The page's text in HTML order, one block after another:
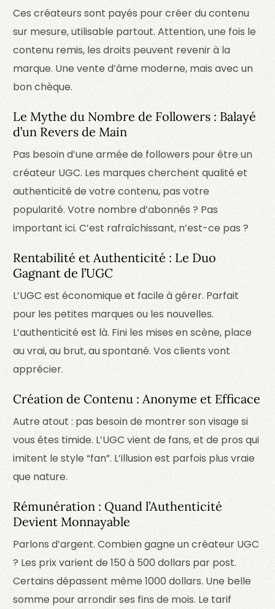
Ces créateurs sont payés pour créer du contenu
sur mesure, utilisable partout. Attention, une fois le
contenu remis, les droits peuvent revenir à la
marque. Une vente d’âme moderne, mais avec un
bon chèque.
Le Mythe du Nombre de Followers : Balayé
d’un Revers de Main
Pas besoin d’une armée de followers pour être un
créateur UGC. Les marques cherchent qualité et
authenticité de votre contenu, pas votre
popularité. Votre nombre d’abonnés ? Pas
important ici. C’est rafraîchissant, n’est-ce pas ?
Rentabilité et Authenticité : Le Duo
Gagnant de l’UGC
L’UGC est économique et facile à gérer. Parfait
pour les petites marques ou les nouvelles.
L’authenticité est là. Fini les mises en scène, place
au vrai, au brut, au spontané. Vos clients vont
apprécier.
Création de Contenu : Anonyme et Efficace
Autre atout : pas besoin de montrer son visage si
vous êtes timide. L’UGC vient de fans, et de pros qui
imitent le style “fan”. L’illusion est parfois plus vraie
que nature.
Rémunération : Quand l’Authenticité
Devient Monnayable
Parlons d’argent. Combien gagne un créateur UGC
? Les prix varient de 150 à 500 dollars par post.
Certains dépassent même 1000 dollars. Une belle
somme pour arrondir ses fins de mois. Le tarif